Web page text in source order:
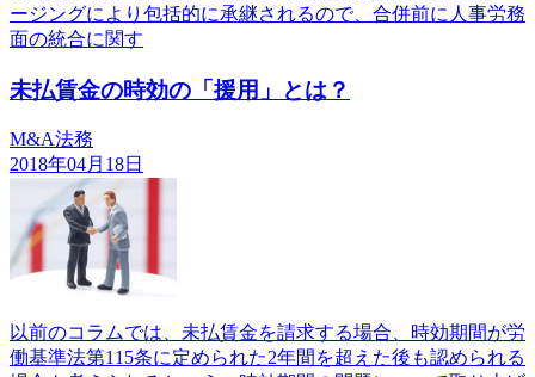
ージングにより包括的に承継されるので、合併前に人事労務
面の統合に関す
未払賃金の時効の「援用」とは？
M&A法務
2018年04月18日
以前のコラムでは、未払賃金を請求する場合、時効期間が労
働基準法第115条に定められた2年間を超えた後も認められる